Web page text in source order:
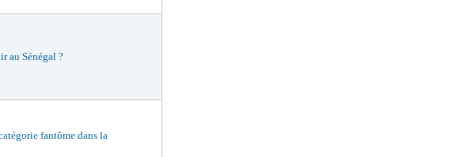
au Sénégal ?
fantôme dans la